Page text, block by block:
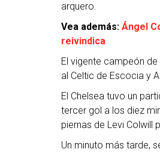
arquero.
Vea además: Ángel
reivindica
El vigente campeón
al Celtic de Escocia y
El Chelsea tuvo un
tercer gol a los diez
piernas de Levi Colwill
Un minuto más tarde,